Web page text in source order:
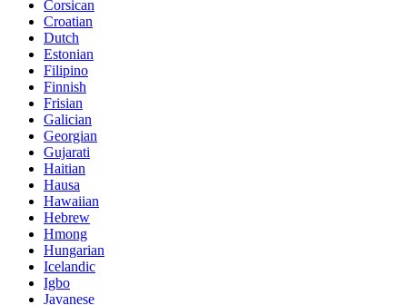
Corsican
Croatian
Dutch
Estonian
Filipino
Finnish
Frisian
Galician
Georgian
Gujarati
Haitian
Hausa
Hawaiian
Hebrew
Hmong
Hungarian
Icelandic
Igbo
Javanese